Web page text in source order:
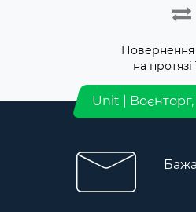
Повернення
на протязі
Unit |